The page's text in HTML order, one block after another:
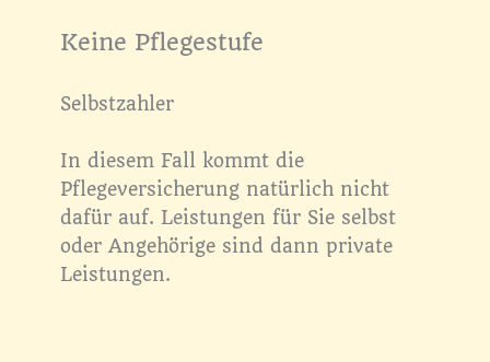
Keine Pflegestufe
Selbstzahler
In diesem Fall kommt die
Pflegeversicherung natürlich nicht
dafür auf. Leistungen für Sie selbst
oder Angehörige sind dann private
Leistungen.